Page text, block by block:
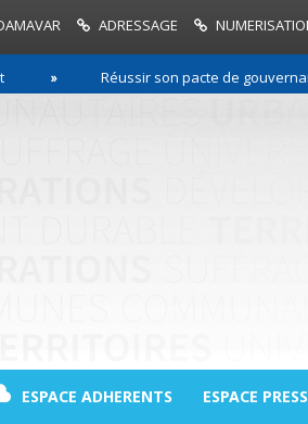
ADRESSAGE
Réussir son pacte de
ESPACE ADHERENTS ESPACE